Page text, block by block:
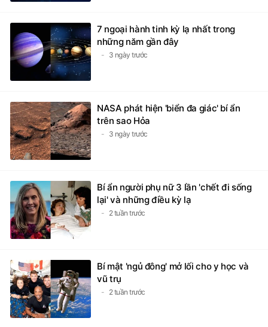
7 ngoại hành tinh kỳ lạ nhất trong
những năm gần đây
3 ngày trước
NASA phát hiện 'biển đa giác' bí ẩn
trên sao Hỏa
3 ngày trước
Bí ẩn người phụ nữ 3 lần 'chết đi sống
lại' và những điều kỳ lạ
2 tuần trước
Bí mật 'ngủ đông' mở lối cho y học và
vũ trụ
2 tuần trước